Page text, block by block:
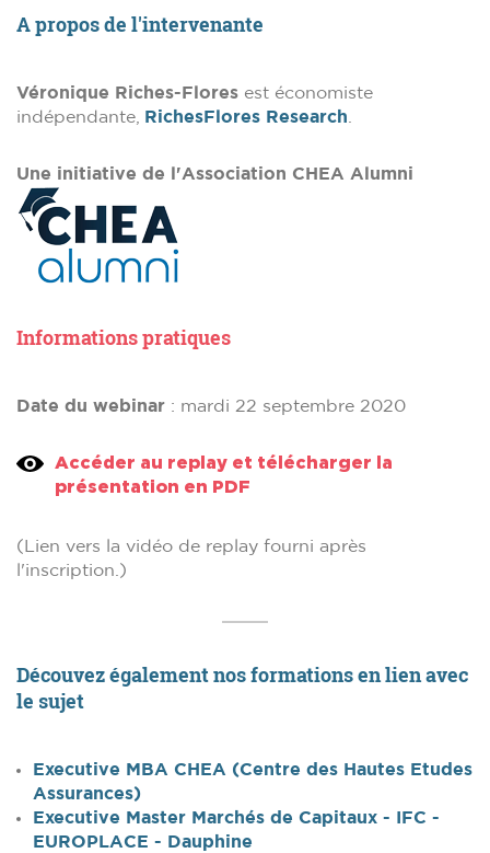
A propos de l'intervenante
Véronique Riches-Flores est économiste
indépendante,
RichesFlores Research
Une initiative de l'Association CHEA Alumni
Informations pratiques
Date du webinar : mardi 22 septembre 2020
Accéder au replay et télécharger la
présentation en PDF
(Lien vers la vidéo de replay fourni après
l'inscription.)
Découvez également nos formations en lien avec
le sujet
Executive MBA CHEA (Centre des Hautes Etudes
Assurances)
Executive Master Marchés de Capitaux - IFC -
EUROPLACE - Dauphine